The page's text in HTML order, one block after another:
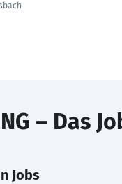
– Das
Jobs